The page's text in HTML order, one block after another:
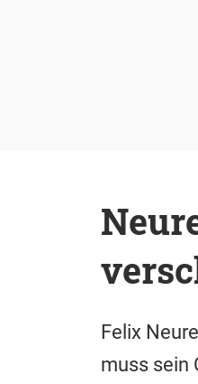
Felix
muss sein